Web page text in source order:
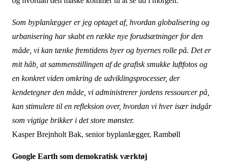
Som byplanlægger er jeg optaget af, hvordan globalisering og
urbanisering har skabt en række nye forudsætninger for den
måde, vi kan tænke fremtidens byer og byernes rolle på. Det er
mit håb, at sammenstillingen af de grafisk smukke luftfotos og
en konkret viden omkring de udviklingsprocesser, der
kendetegner den måde, vi administrerer jordens ressourcer på,
kan stimulere til en refleksion over, hvordan vi hver især indgår
som vigtige brikker i det store mønster.
Kasper Brejnholt Bak, senior byplanlægger, Rambøll
GoogleEarth som demokratisk værktøj